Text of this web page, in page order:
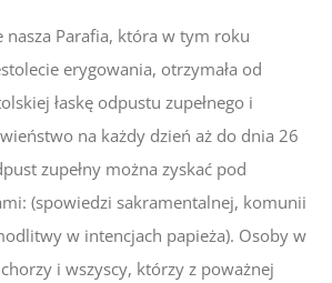
Parafia, która w tym roku
erygowania, otrzymała od
łaskę odpustu zupełnego i
na każdy dzień aż do dnia 26
zupełny można zyskać pod
(spowiedzi sakramentalnej, komunii
w intencjach papieża). Osoby w
i wszyscy, którzy z poważnej